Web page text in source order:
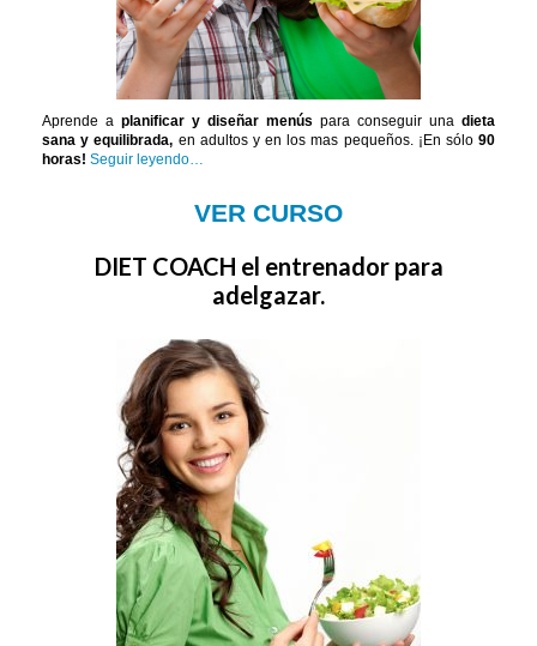
Aprende a planificar y diseñar menús para conseguir una dieta
sana y equilibrada, en adultos y en los mas pequeños. ¡En sólo90
horas! Seguir leyendo…
VER CURSO
DIET COACH el entrenador para
adelgazar.